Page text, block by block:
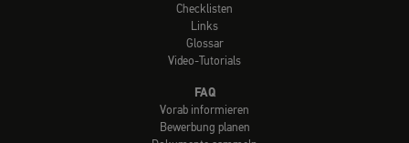
Checklisten
Links
Glossar
Video-Tutorials
FAQ
Vorab informieren
Bewerbung planen